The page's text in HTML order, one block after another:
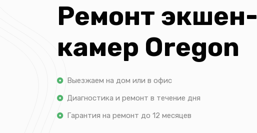
Ремонт экшен-
камер Oregon
Выезжаем на дом или в офис
Диагностика и ремонт в течение дня
Гарантия на ремонт до 12 месяцев